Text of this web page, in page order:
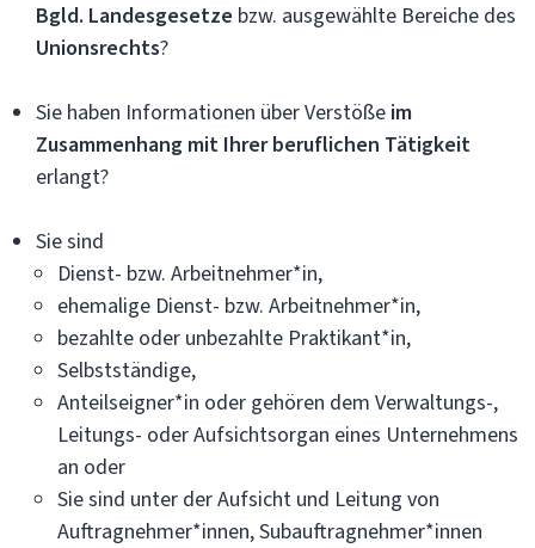
Bgld. Landesgesetze bzw. ausgewählte Bereiche des
Unionsrechts?
Sie haben Informationen über Verstöße im
Zusammenhang mit Ihrer beruflichen Tätigkeit
erlangt?
Sie sind
Dienst- bzw. Arbeitnehmer*in,
ehemalige Dienst- bzw. Arbeitnehmer*in,
bezahlte oder unbezahlte Praktikant*in,
Selbstständige,
Anteilseigner*in oder gehören dem Verwaltungs-,
Leitungs- oder Aufsichtsorgan eines Unternehmens
an oder
Sie sind unter der Aufsicht und Leitung von
Auftragnehmer*innen, Subauftragnehmer*innen